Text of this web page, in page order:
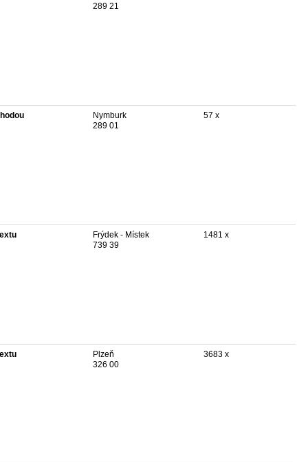
289 21
Nymburk
289 01
57 x
Frýdek - Místek
739 39
1481 x
Plzeň
326 00
3683 x